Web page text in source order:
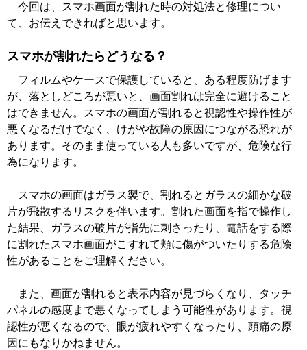
今回は、スマホ画面が割れた時の対処法と修理につい
て、お伝えできればと思います。
スマホが割れたらどうなる？
フィルムやケースで保護していると、ある程度防げます
が、落としどころが悪いと、画面割れは完全に避けること
はできません。スマホの画面が割れると視認性や操作性が
悪くなるだけでなく、けがや故障の原因につながる恐れが
あります。そのまま使っている人も多いですが、危険な行
為になります。
スマホの画面はガラス製で、割れるとガラスの細かな破
片が飛散するリスクを伴います。割れた画面を指で操作し
た結果、ガラスの破片が指先に刺さったり、電話をする際
に割れたスマホ画面がこすれて頬に傷がついたりする危険
性があることをご理解ください。
また、画面が割れると表示内容が見づらくなり、タッチ
パネルの感度まで悪くなってしまう可能性があります。視
認性が悪くなるので、眼が疲れやすくなったり、頭痛の原
因にもなりかねません。